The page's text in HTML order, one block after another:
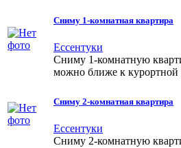
Сниму 1-комнатная квартира
Ессентуки
Сниму 1-комнатную
можно ближе к курортной
Сниму 2-комнатная квартира
Ессентуки
Сниму 2-комнатную